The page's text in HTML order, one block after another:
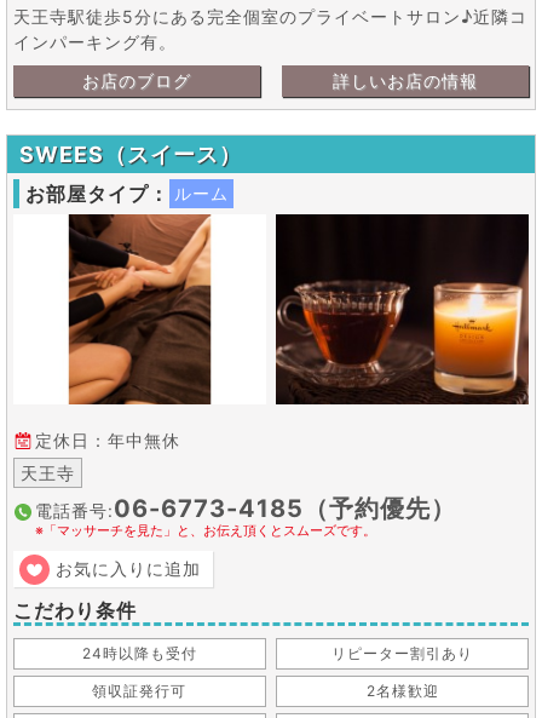
詳しいお店の情報
お店のブログ
天王寺駅徒歩5分にある完全個室のプライベートサロン♪近隣コ
インパーキング有。
SWEES（スイース）
定休日：年中無休
天王寺
電話番号:06-6773-4185（予約優先）
※「マッサーチを見た」と、お伝え頂くとスムーズです。
お気に入りに追加
こだわり条件
24時以降も受付 リピーター割引あり
領収証発行可 2名様歓迎
お部屋タイプ： ルーム